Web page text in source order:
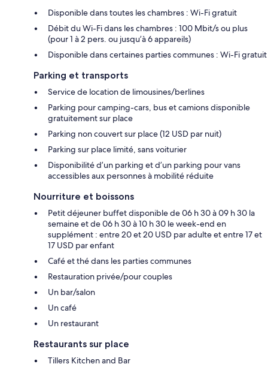
Disponible dans toutes les chambres : Wi-Fi gratuit
Débit du Wi-Fi dans les chambres : 100 Mbit/s ou plus
(pour 1 à 2 pers. ou jusqu’à 6 appareils)
Disponible dans certaines parties communes : Wi-Fi gratuit
Parking et transports
Service de location de limousines/berlines
Parking pour camping-cars, bus et camions disponible
gratuitement sur place
Parking non couvert sur place (12 USD par nuit)
Parking sur place limité, sans voiturier
Disponibilité d’un parking et d’un parking pour vans
accessibles aux personnes à mobilité réduite
Nourriture et boissons
Petit déjeuner buffet disponible de 06 h 30 à 09 h 30 la
semaine et de 06 h 30 à 10 h 30 le week-end en
supplément : entre 20 et 20 USD par adulte et entre 17 et
17 USD par enfant
Café et thé dans les parties communes
Restauration privée/pour couples
Un bar/salon
Un café
Un restaurant
Restaurants sur place
Tillers Kitchen and Bar